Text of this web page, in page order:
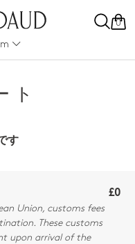
0
ト
す
£0
Union, customs fees
These customs
upon arrival of the